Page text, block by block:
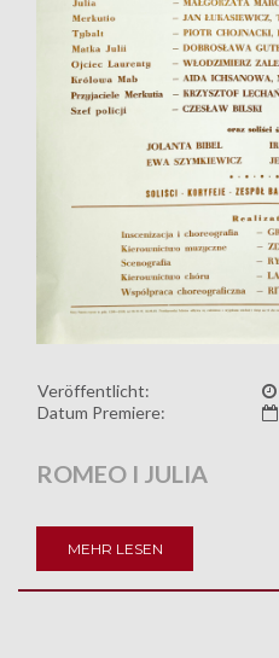
Veröffentlicht:
Datum Premiere:
ROMEO I JULIA
MEHR LESEN